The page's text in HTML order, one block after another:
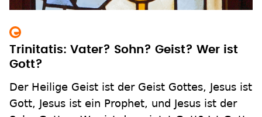
Trinitatis: Vater? Sohn? Geist? Wer ist
Gott?
Der Heilige Geist ist der Geist Gottes, Jesus ist
Gott, Jesus ist ein Prophet, und Jesus ist der